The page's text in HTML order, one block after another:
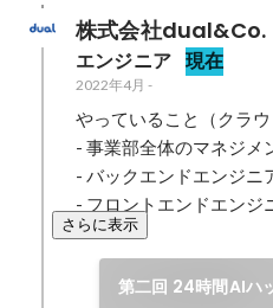
株式会社dual&Co.
エンジニア 現在
2022年4月 -
やっていること（クラウ
- 事業部全体のマネジメ
- バックエンドエンジニ
- フロントエンドエンジ
さらに表示
第二回 24時間AIハ